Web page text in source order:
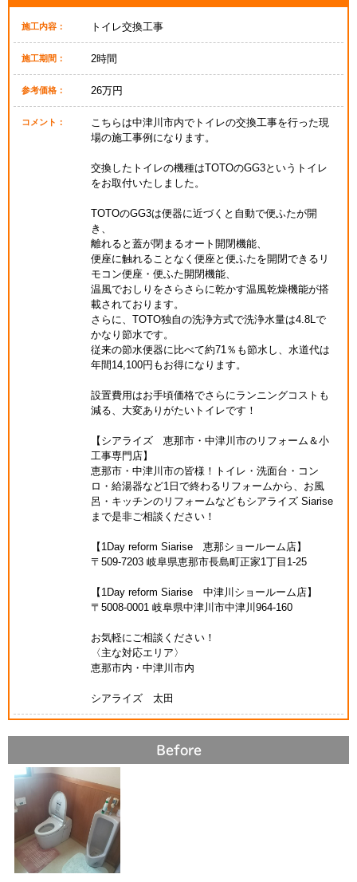
施工内容： トイレ交換工事
施工期間： 2時間
参考価格： 26万円
コメント：
こちらは中津川市内でトイレの交換工事を行った現
場の施工事例になります。
交換したトイレの機種はTOTOのGG3というトイレ
をお取付いたしました。
TOTOのGG3は便器に近づくと自動で便ふたが開
き、
離れると蓋が閉まるオート開閉機能、
便座に触れることなく便座と便ふたを開閉できるリ
モコン便座・便ふた開閉機能、
温風でおしりをさらさらに乾かす温風乾燥機能が搭
載されております。
さらに、TOTO独自の洗浄方式で洗浄水量は4.8Lで
かなり節水です。
従来の節水便器に比べて約71％も節水し、水道代は
年間14,100円もお得になります。
設置費用はお手頃価格でさらにランニングコストも
減る、大変ありがたいトイレです！
【シアライズ 恵那市・中津川市のリフォーム＆小
工事専門店】
恵那市・中津川市の皆様！トイレ・洗面台・コン
ロ・給湯器など1日で終わるリフォームから、お風
呂・キッチンのリフォームなどもシアライズ Siarise
まで是非ご相談ください！
【1Day reform Siarise 恵那ショールーム店】
〒509-7203 岐阜県恵那市長島町正家1丁目1-25
【1Day reform Siarise 中津川ショールーム店】
〒5008-0001 岐阜県中津川市中津川964-160
お気軽にご相談ください！
〈主な対応エリア〉
恵那市内・中津川市内
シアライズ 太田
Before